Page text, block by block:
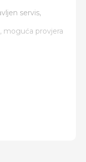
servis,
moguća provjera